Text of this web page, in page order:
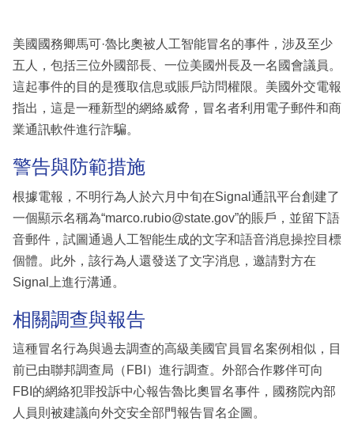
區
美國國務卿馬可·魯比奧被人工智能冒名的事件，涉及至少
五人，包括三位外國部長、一位美國州長及一名國會議員。
這起事件的目的是獲取信息或賬戶訪問權限。美國外交電報
指出，這是一種新型的網絡威脅，冒名者利用電子郵件和商
業通訊軟件進行詐騙。
警告與防範措施
根據電報，不明行為人於六月中旬在Signal通訊平台創建了
一個顯示名稱為“marco.rubio@state.gov”的賬戶，並留下語
音郵件，試圖通過人工智能生成的文字和語音消息操控目標
個體。此外，該行為人還發送了文字消息，邀請對方在
Signal上進行溝通。
相關調查與報告
這種冒名行為與過去調查的高級美國官員冒名案例相似，目
前已由聯邦調查局（FBI）進行調查。外部合作夥伴可向
FBI的網絡犯罪投訴中心報告魯比奧冒名事件，國務院內部
人員則被建議向外交安全部門報告冒名企圖。